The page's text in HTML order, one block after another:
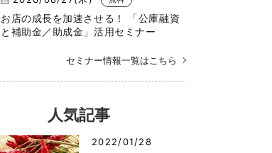
お店の成長を加速させる！ 「公庫融資
と補助金／助成金」活用セミナー
セミナー情報一覧はこちら
人気記事
2022/01/28